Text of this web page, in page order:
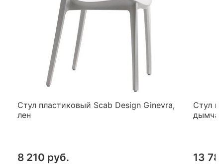
Стул пластиковый Scab Design Ginevra,
лен
8 210 руб.
Стул
13